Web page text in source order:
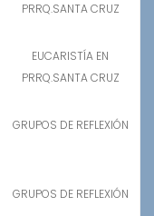
PRRQ.SANTA CRUZ
EUCARISTÍA EN
PRRQ.SANTA CRUZ
GRUPOS DE REFLEXIÓN
GRUPOS DE REFLEXIÓN